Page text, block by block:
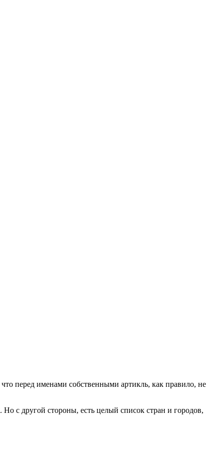
перед именами собственными артикль, как правило, не
с другой стороны, есть целый список стран и городов,